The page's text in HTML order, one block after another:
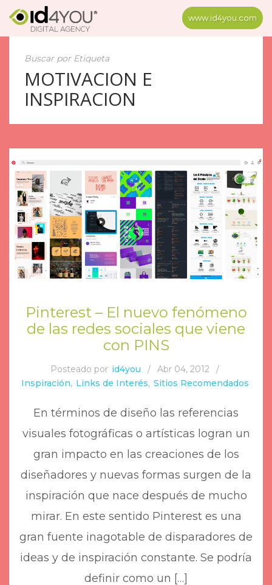
www.id4you.com
Buscar por Etiqueta
MOTIVACION E
INSPIRACION
Pinterest – El nuevo fenómeno
de las redes sociales que viene
con PINS
Posteado por id4you / Abr 04, 2012
/
Inspiración, Links de Interés, Sitios Recomendados
En términos de diseño las referencias
visuales fotográficas o artísticas logran un
gran impacto en las creaciones de los
diseñadores y nuevas formas surgen de la
inspiración que nace después de mucho
mirar. En este sentido Pinterest es una
gran fuente inagotable de disparadores de
ideas y de inspiración constante. Se podría
definir como un […]